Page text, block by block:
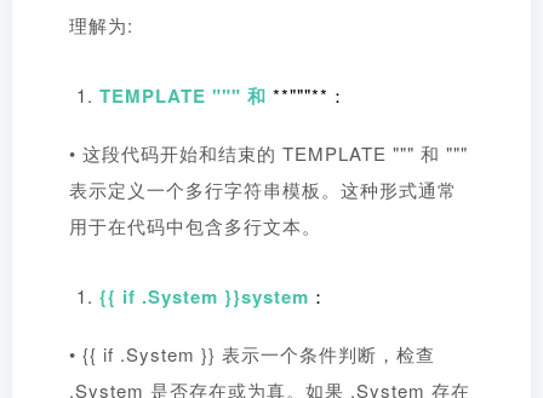
理解为:
TEMPLATE """ 和 **"""**：
• 这段代码开始和结束的 TEMPLATE """ 和 """
表示定义一个多行字符串模板。这种形式通常
用于在代码中包含多行文本。
{{ if .System }}system ：
• {{ if .System }} 表示一个条件判断，检查
.System 是否存在或为真。如果 .System 存在